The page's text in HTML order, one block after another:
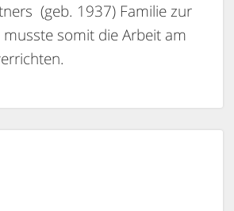
(geb. 1937) Familie zur
somit die Arbeit am